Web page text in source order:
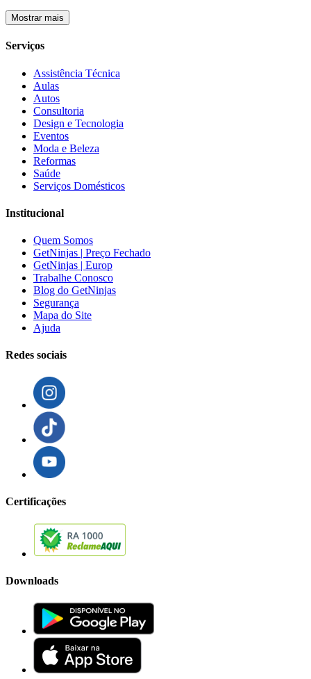
Mostrar mais
Serviços
Assistência Técnica
Aulas
Autos
Consultoria
Design e Tecnologia
Eventos
Moda e Beleza
Reformas
Saúde
Serviços Domésticos
Institucional
Quem Somos
GetNinjas | Preço Fechado
GetNinjas | Europ
Trabalhe Conosco
Blog do GetNinjas
Segurança
Mapa do Site
Ajuda
Redes sociais
Certificações
Downloads